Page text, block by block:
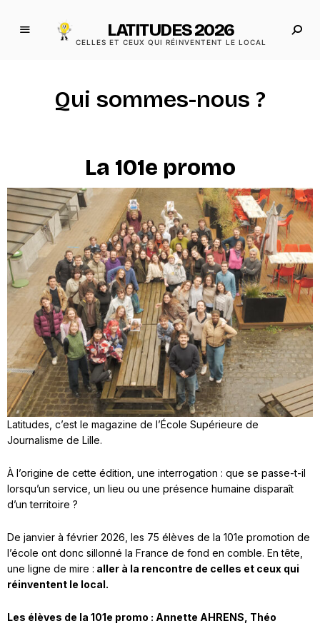
LATITUDES 2026
CELLES ET CEUX QUI RÉINVENTENT LE LOCAL
Qui sommes-nous ?
La 101e promo
Latitudes, c’est le magazine de l’École Supérieure de
Journalisme de Lille.
À l’origine de cette édition, une interrogation : que se passe-t-il
lorsqu’un service, un lieu ou une présence humaine disparaît
d’un territoire ?
De janvier à février 2026, les 75 élèves de la 101e promotion de
l’école ont donc sillonné la France de fond en comble. En tête,
une ligne de mire : aller à la rencontre de celles et ceux qui
réinventent le local.
Les élèves de la 101e promo : Annette AHRENS, Théo